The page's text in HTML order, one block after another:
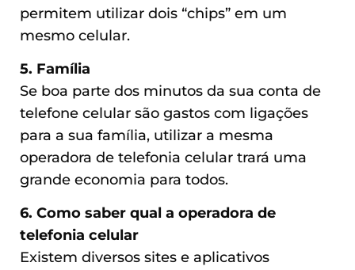
permitem utilizar dois “chips” em um
mesmo celular.
5. Família
Se boa parte dos minutos da sua conta de
telefone celular são gastos com ligações
para a sua família, utilizar a mesma
operadora de telefonia celular trará uma
grande economia para todos.
6. Como saber qual a operadora de
telefonia celular
Existem diversos sites e aplicativos